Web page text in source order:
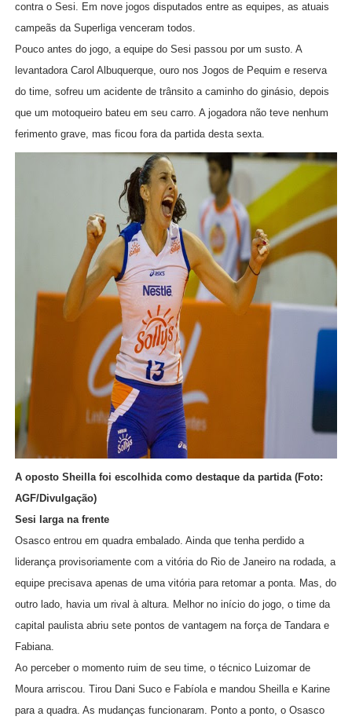
contra o Sesi. Em nove jogos disputados entre as equipes, as atuais
campeãs da Superliga venceram todos.
Pouco antes do jogo, a equipe do Sesi passou por um susto. A
levantadora Carol Albuquerque, ouro nos Jogos de Pequim e reserva
do time, sofreu um acidente de trânsito a caminho do ginásio, depois
que um motoqueiro bateu em seu carro. A jogadora não teve nenhum
ferimento grave, mas ficou fora da partida desta sexta.
A oposto Sheilla foi escolhida como destaque da partida (Foto:
AGF/Divulgação)
Sesi larga na frente
Osasco entrou em quadra embalado. Ainda que tenha perdido a
liderança provisoriamente com a vitória do Rio de Janeiro na rodada, a
equipe precisava apenas de uma vitória para retomar a ponta. Mas, do
outro lado, havia um rival à altura. Melhor no início do jogo, o time da
capital paulista abriu sete pontos de vantagem na força de Tandara e
Fabiana.
Ao perceber o momento ruim de seu time, o técnico Luizomar de
Moura arriscou. Tirou Dani Suco e Fabíola e mandou Sheilla e Karine
para a quadra. As mudanças funcionaram. Ponto a ponto, o Osasco